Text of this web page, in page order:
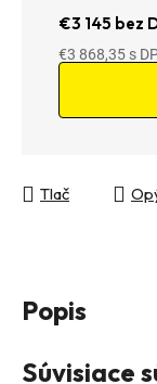
€3 145 bez
€3 868,35
Tlač
Popis
Súvisiace